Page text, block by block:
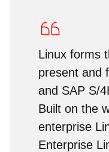
Linux forms
present and
and SAP S/
Built on the
enterprise
Enterprise